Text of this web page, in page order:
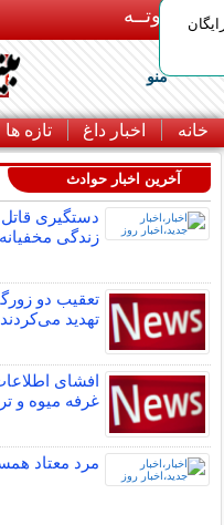
بـیتوتــه
منو
خانه اخبار داغ تازه ها
آخرین اخبار حوادث
زندگی مخفیانه
تعقیب دو
تهدید می‌کردند
غرفه میوه و
مرد معتاد